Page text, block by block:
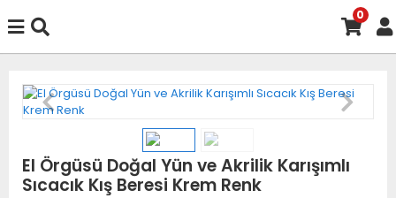
0
El Örgüsü Doğal Yün ve Akrilik Karışımlı
Sıcacık Kış Beresi Krem Renk